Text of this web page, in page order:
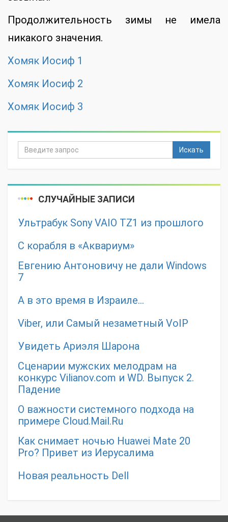
Продолжительность зимы не имела
никакого значения.
Хомяк Иосиф 1
Хомяк Иосиф 2
Хомяк Иосиф 3
Искать
СЛУЧАЙНЫЕ ЗАПИСИ
Ультрабук Sony VAIO TZ1 из прошлого
С корабля в «Аквариум»
Евгению Антоновичу не дали Windows
7
А в это время в Израиле…
Viber, или Самый незаметный VoIP
Увидеть Ариэля Шарона
Сценарии мужских мелодрам на
конкурс Vilianov.com и WD. Выпуск 2.
Падение
О важности системного подхода на
примере Cloud.Mail.Ru
Как снимает ночью Huawei Mate 20
Pro? Привет из Иерусалима
Новая реальность Dell